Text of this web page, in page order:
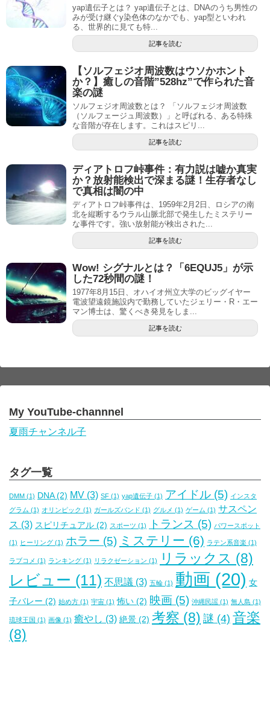
yap遺伝子とは？ yap遺伝子とは、DNAのうち男性の
みが受け継ぐy染色体のなかでも、yap型といわれ
る、世界的に見ても特...
記事を読む
【ソルフェジオ周波数はウソかホント
か？】癒しの音階”528hz”で作られた音
楽の謎
ソルフェジオ周波数とは？ 「ソルフェジオ周波数
（ソルフェージュ周波数）」と呼ばれる、ある特殊
な音階が存在します。これはスピリ...
記事を読む
ディアトロフ峠事件：有力説は嘘か真実
か？放射能検出で深まる謎！生存者なし
で真相は闇の中
ディアトロフ峠事件は、1959年2月2日、ロシアの南
北を縦断するウラル山脈北部で発生したミステリー
な事件です。強い放射能が検出された...
記事を読む
Wow! シグナルとは？「6EQUJ5」が示
した72秒間の謎！
1977年8月15日、オハイオ州立大学のビッグイヤー
電波望遠鏡施設内で勤務していたジェリー・R・エー
マン博士は、驚くべき発見をしま...
記事を読む
My YouTube-channnel
夏雨チャンネル子
タグ一覧
DMM (1) DNA(2) MV (3) SF (1) yap遺伝子 (1) アイドル (5) インスタ
グラム (1) オリンピック (1) ガールズバンド (1) グルメ (1) ゲーム (1) サスペン
ス (3) スピリチュアル (2) スポーツ (1) トランス (5) パワースポット
(1) ヒーリング (1) ホラー (5) ミステリー (6) ラテン系音楽 (1)
ラブコメ (1) ランキング (1) リラクゼーション (1) リラックス (8)
レビュー (11) 不思議 (3) 五輪 (1) 動画 (20) 女
子バレー (2) 始め方 (1) 宇宙 (1) 怖い (2) 映画 (5) 沖縄民謡 (1) 無人島 (1)
琉球王国 (1) 画像 (1) 癒やし (3) 絶景 (2) 考察 (8) 謎 (4) 音楽
(8)